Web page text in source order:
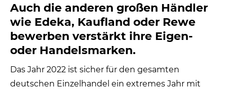
Auch die anderen großen Händler
wie Edeka, Kaufland oder Rewe
bewerben verstärkt ihre Eigen-
oder Handelsmarken.
Das Jahr 2022 ist sicher für den gesamten
deutschen Einzelhandel ein extremes Jahr mit